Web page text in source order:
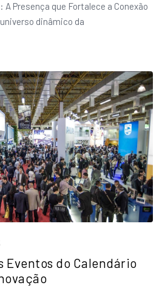
Presença que Fortalece a Conexão
dinâmico da
Eventos do Calendário